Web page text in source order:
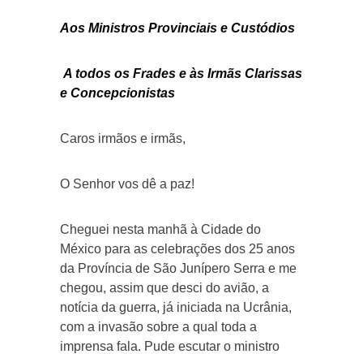
Aos Ministros Provinciais e Custódios
A todos os Frades e às Irmãs Clarissas
e Concepcionistas
Caros irmãos e irmãs,
O Senhor vos dê a paz!
Cheguei nesta manhã à Cidade do
México para as celebrações dos 25 anos
da Província de São Junípero Serra e me
chegou, assim que desci do avião, a
notícia da guerra, já iniciada na Ucrânia,
com a invasão sobre a qual toda a
imprensa fala. Pude escutar o ministro